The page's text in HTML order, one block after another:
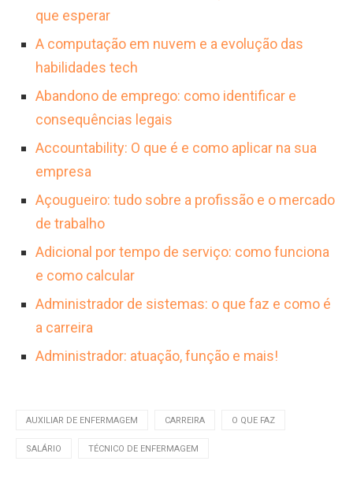
diversas especialidades, embora a
remuneração possa variar significativamente
conforme a região e a instituição
empregadora.
e, posteriormente, graduação em
enfermagem, o que permite assumir funções
de maior complexidade e responsabilidade,
como a de enfermeiro. Além disso, a
experiência prática é valiosa e pode levar a
ampliando o leque de atuação.
que esperar
A computação em nuvem e a evolução das
habilidades tech
Abandono de emprego: como identificar e
consequências legais
Accountability: O que é e como aplicar na sua
empresa
Açougueiro: tudo sobre a profissão e o mercado
de trabalho
Adicional por tempo de serviço: como funciona
e como calcular
Administrador de sistemas: o que faz e como é
a carreira
Administrador: atuação, função e mais!
AUXILIAR DE ENFERMAGEM CARREIRA O QUE FAZ
SALÁRIO TÉCNICO DE ENFERMAGEM